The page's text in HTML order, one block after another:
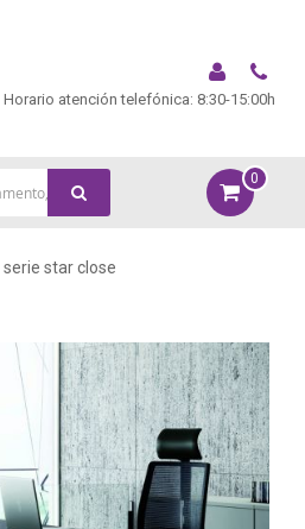
Horario atención telefónica: 8:30-15:00h
0
star close